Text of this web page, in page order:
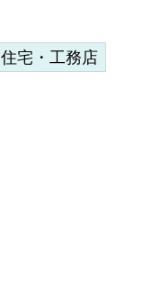
住宅・工務店